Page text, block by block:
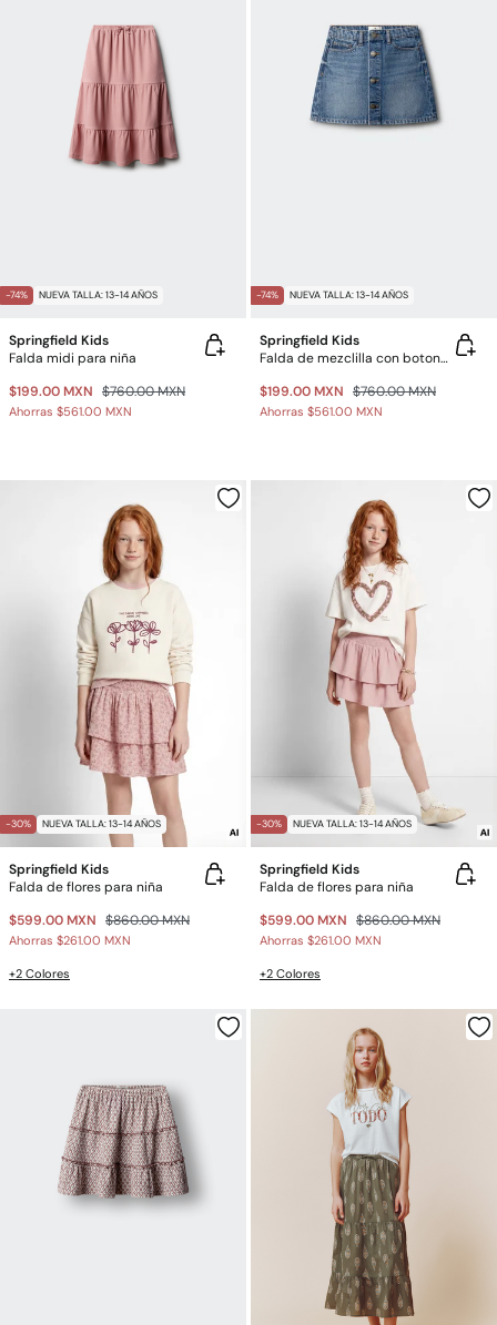
-74% NUEVA TALLA: 13-14 AÑOS
Springfield Kids
Falda midi para niña
$199.00 MXN $760.00 MXN
Ahorras $561.00 MXN
-74% NUEVA TALLA: 13-14 AÑOS
Springfield Kids
Falda de mezclilla con botones para niña
$199.00 MXN $760.00 MXN
Ahorras $561.00 MXN
-30% NUEVA TALLA: 13-14 AÑOS
Springfield Kids
Falda de flores para niña
$599.00 MXN $860.00 MXN
Ahorras $261.00 MXN
+2 Colores
-30% NUEVA TALLA: 13-14 AÑOS
Springfield Kids
Falda de flores para niña
$599.00 MXN $860.00 MXN
Ahorras $261.00 MXN
+2 Colores